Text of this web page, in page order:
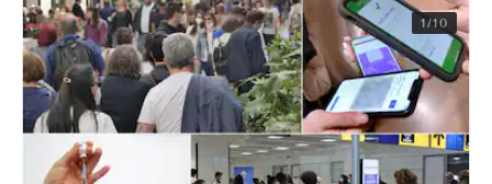
1/10